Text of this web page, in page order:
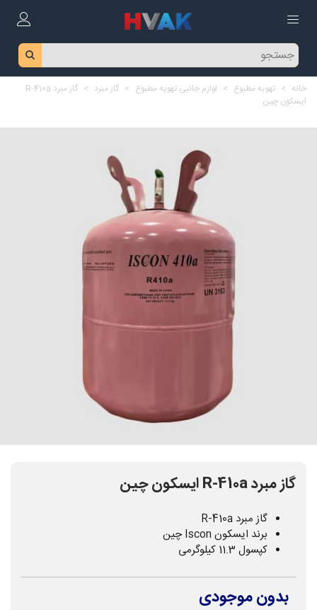
خانه > تهویه مطبوع > لوازم جانبی تهویه مطبوع > گاز مبرد >
گاز مبرد R-410a
ایسکون چین
گاز مبرد R-410a ایسکون چین
گاز مبرد R-410a
برند ایسکون Iscon چین
کپسول 11.3 کیلوگرمی
بدون موجودی